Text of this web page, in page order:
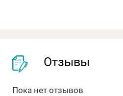
Отзывы
Пока нет отзывов